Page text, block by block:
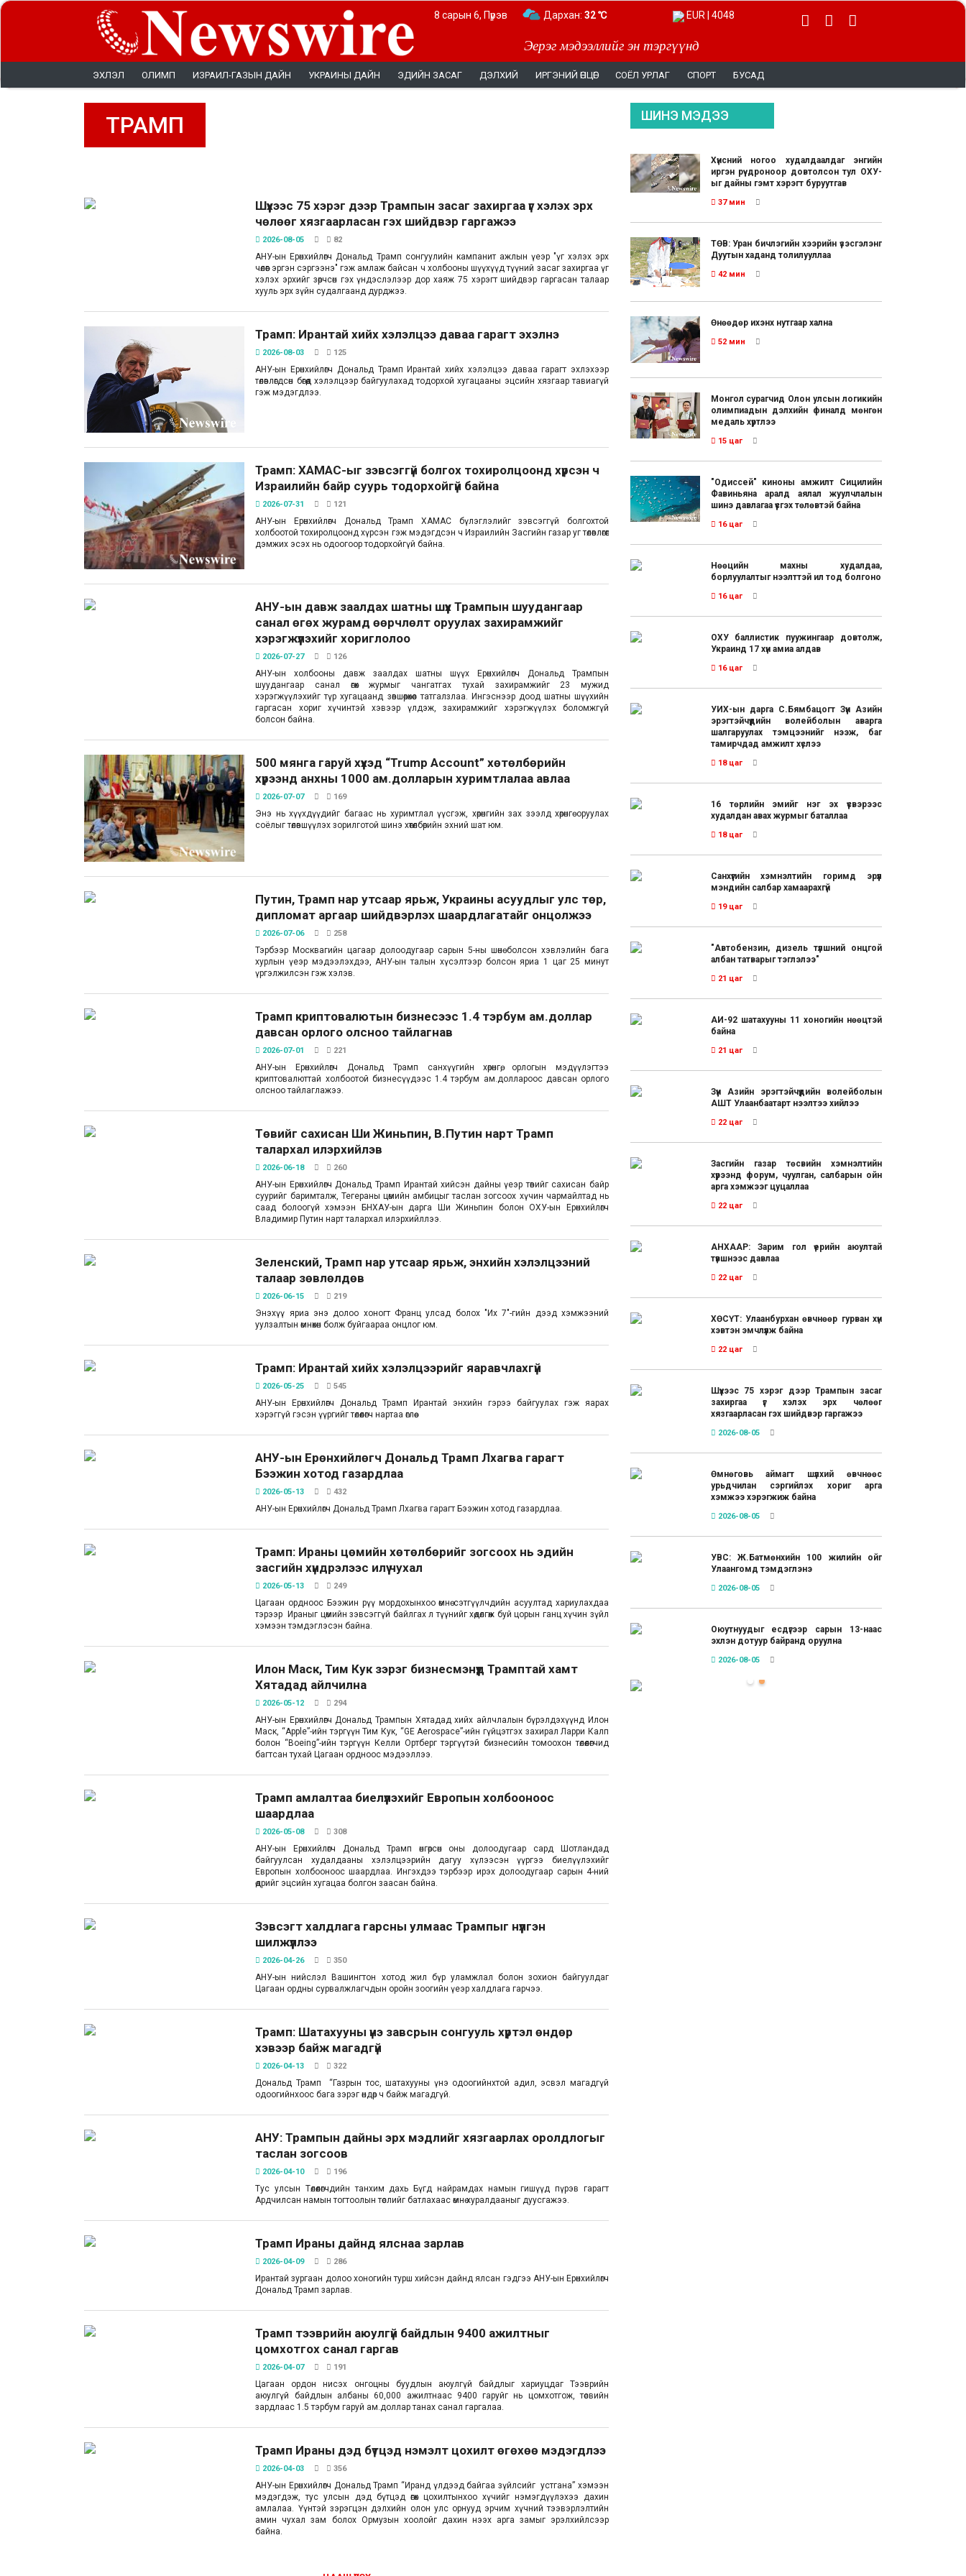
Эерэг мэдээллийг эн тэргүүнд
8 сарын 6, Пүрэв Дархан: 32 ℃ EUR | 4048
ЭХЛЭЛ ОЛИМП ИЗРАИЛ-ГАЗЫН ДАЙН УКРАИНЫ ДАЙН ЭДИЙН ЗАСАГ ДЭЛХИЙ ИРГЭНИЙ ӨНЦӨГ СОЁЛ УРЛАГ СПОРТ БУСАД
ТРАМП
Шүүхээс 75 хэрэг дээр Трампын засаг захиргаа үг хэлэх эрх
чөлөөг хязгаарласан гэх шийдвэр гаргажээ
2026-08-05 82
АНУ-ын Ерөнхийлөгч Дональд Трамп сонгуулийн кампанит ажлын үеэр "үг хэлэх эрх
чөлөөг эргэн сэргээнэ" гэж амлаж байсан ч холбооны шүүхүүд түүний засаг захиргаа үг
хэлэх эрхийг зөрчсөн гэх үндэслэлээр дор хаяж 75 хэрэгт шийдвэр гаргасан талаар
хууль эрх зүйн судалгаанд дурджээ.
Трамп: Ирантай хийх хэлэлцээ даваа гарагт эхэлнэ
2026-08-03 125
АНУ-ын Ерөнхийлөгч Дональд Трамп Ирантай хийх хэлэлцээ даваа гарагт эхлэхээр
төлөвлөгдсөн бөгөөд хэлэлцээр байгуулахад тодорхой хугацааны эцсийн хязгаар тавиагүй
гэж мэдэгдлээ.
Трамп: ХАМАС-ыг зэвсэггүй болгох тохиролцоонд хүрсэн ч
Израилийн байр суурь тодорхойгүй байна
2026-07-31 121
АНУ-ын Ерөнхийлөгч Дональд Трамп ХАМАС бүлэглэлийг зэвсэггүй болгохтой
холбоотой тохиролцоонд хүрсэн гэж мэдэгдсэн ч Израилийн Засгийн газар уг төлөвлөгөөг
дэмжих эсэх нь одоогоор тодорхойгүй байна.
АНУ-ын давж заалдах шатны шүүх Трампын шуудангаар
санал өгөх журамд өөрчлөлт оруулах захирамжийг
хэрэгжүүлэхийг хориглолоо
2026-07-27 126
АНУ-ын холбооны давж заалдах шатны шүүх Ерөнхийлөгч Дональд Трампын
шуудангаар санал өгөх журмыг чангатгах тухай захирамжийг 23 мужид
хэрэгжүүлэхийг түр хугацаанд зөвшөөрөхөөс татгалзлаа. Ингэснээр доод шатны шүүхийн
гаргасан хориг хүчинтэй хэвээр үлдэж, захирамжийг хэрэгжүүлэх боломжгүй
болсон байна.
500 мянга гаруй хүүхэд “Trump Account” хөтөлбөрийн
хүрээнд анхны 1000 ам.долларын хуримтлалаа авлаа
2026-07-07 169
Энэ нь хүүхдүүдийг багаас нь хуримтлал үүсгэж, хөрөнгийн зах зээлд хөрөнгө оруулах
соёлыг төлөвшүүлэх зорилготой шинэ хөтөлбөрийн эхний шат юм.
Путин, Трамп нар утсаар ярьж, Украины асуудлыг улс төр,
дипломат аргаар шийдвэрлэх шаардлагатайг онцолжээ
2026-07-06 258
Тэрбээр Москвагийн цагаар долоодугаар сарын 5-ны шөнө болсон хэвлэлийн бага
хурлын үеэр мэдээлэхдээ, АНУ-ын талын хүсэлтээр болсон яриа 1 цаг 25 минут
үргэлжилсэн гэж хэлэв.
Трамп криптовалютын бизнесээс 1.4 тэрбум ам.доллар
давсан орлого олсноо тайлагнав
2026-07-01 221
АНУ-ын Ерөнхийлөгч Дональд Трамп санхүүгийн хөрөнгө, орлогын мэдүүлэгтээ
криптовалюттай холбоотой бизнесүүдээс 1.4 тэрбум ам.доллароос давсан орлого
олсноо тайлаглажээ.
Төвийг сахисан Ши Жиньпин, В.Путин нарт Трамп
талархал илэрхийлэв
2026-06-18 260
АНУ-ын Ерөнхийлөгч Дональд Трамп Ирантай хийсэн дайны үеэр төвийг сахисан байр
суурийг баримталж, Тегераны цөмийн амбицыг таслан зогсоох хүчин чармайлтад нь
саад болоогүй хэмээн БНХАУ-ын дарга Ши Жиньпин болон ОХУ-ын Ерөнхийлөгч
Владимир Путин нарт талархал илэрхийллээ.
Зеленский, Трамп нар утсаар ярьж, энхийн хэлэлцээний
талаар зөвлөлдөв
2026-06-15 219
Энэхүү яриа энэ долоо хоногт Франц улсад болох "Их 7"-гийн дээд хэмжээний
уулзалтын өмнөхөн болж буйгаараа онцлог юм.
Трамп: Ирантай хийх хэлэлцээрийг яаравчлахгүй
2026-05-25 545
АНУ-ын Ерөнхийлөгч Дональд Трамп Ирантай энхийн гэрээ байгуулах гэж яарах
хэрэггүй гэсэн үүргийг төлөөлөгч нартаа өглөө.
АНУ-ын Ерөнхийлөгч Дональд Трамп Лхагва гарагт
Бээжин хотод газардлаа
2026-05-13 432
АНУ-ын Ерөнхийлөгч Дональд Трамп Лхагва гарагт Бээжин хотод газардлаа.
Трамп: Ираны цөмийн хөтөлбөрийг зогсоох нь эдийн
засгийн хүндрэлээс илүү чухал
2026-05-13 249
Цагаан ордноос Бээжин рүү мордохынхоо өмнө сэтгүүлчдийн асуултад хариулахдаа
тэрээр Ираныг цөмийн зэвсэггүй байлгах л түүнийг хөдөлгөж буй цорын ганц хүчин зүйл
хэмээн тэмдэглэсэн байна.
Илон Маск, Тим Кук зэрэг бизнесмэнүүд Трамптай хамт
Хятадад айлчилна
2026-05-12 294
АНУ-ын Ерөнхийлөгч Дональд Трампын Хятадад хийх айлчлалын бүрэлдэхүүнд Илон
Маск, “Apple”-ийн тэргүүн Тим Кук, “GE Aerospace”-ийн гүйцэтгэх захирал Ларри Калп
болон “Boeing”-ийн тэргүүн Келли Ортберг тэргүүтэй бизнесийн томоохон төлөөлөгчид
багтсан тухай Цагаан ордноос мэдээллээ.
Трамп амлалтаа биелүүлэхийг Европын холбооноос
шаардлаа
2026-05-08 308
АНУ-ын Ерөнхийлөгч Дональд Трамп өнгөрсөн оны долоодугаар сард Шотландад
байгуулсан худалдааны хэлэлцээрийн дагуу хүлээсэн үүргээ биелүүлэхийг
Европын холбооноос шаардлаа. Ингэхдээ тэрбээр ирэх долоодугаар сарын 4-ний
өдрийг эцсийн хугацаа болгон заасан байна.
Зэвсэгт халдлага гарсны улмаас Трампыг нүүлгэн
шилжүүллээ
2026-04-26 350
АНУ-ын нийслэл Вашингтон хотод жил бүр уламжлал болон зохион байгуулдаг
Цагаан ордны сурвалжлагчдын оройн зоогийн үеэр халдлага гарчээ.
Трамп: Шатахууны үнэ завсрын сонгууль хүртэл өндөр
хэвээр байж магадгүй
2026-04-13 322
Дональд Трамп “Газрын тос, шатахууны үнэ одоогийнхтой адил, эсвэл магадгүй
одоогийнхоос бага зэрэг өндөр ч байж магадгүй.
АНУ: Трампын дайны эрх мэдлийг хязгаарлах оролдлогыг
таслан зогсоов
2026-04-10 196
Тус улсын Төлөөлөгчдийн танхим дахь Бүгд найрамдах намын гишүүд пүрэв гарагт
Ардчилсан намын тогтоолын төслийг батлахаас өмнө хуралдааныг дуусгажээ.
Трамп Ираны дайнд ялснаа зарлав
2026-04-09 286
Ирантай зургаан долоо хоногийн турш хийсэн дайнд ялсан гэдгээ АНУ-ын Ерөнхийлөгч
Дональд Трамп зарлав.
Трамп тээврийн аюулгүй байдлын 9400 ажилтныг
цомхотгох санал гаргав
2026-04-07 191
Цагаан ордон нисэх онгоцны буудлын аюулгүй байдлыг хариуцдаг Тээврийн
аюулгүй байдлын албаны 60,000 ажилтнаас 9400 гаруйг нь цомхотгож, төсвийн
зардлаас 1.5 тэрбум гаруй ам.доллар танах санал гаргалаа.
Трамп Ираны дэд бүтцэд нэмэлт цохилт өгөхөө мэдэгдлээ
2026-04-03 356
АНУ-ын Ерөнхийлөгч Дональд Трамп “Иранд үлдээд байгаа зүйлсийг устгана” хэмээн
мэдэгдэж, тус улсын дэд бүтцэд өгөх цохилтынхоо хүчийг нэмэгдүүлэхээ дахин
амлалаа. Үүнтэй зэрэгцэн дэлхийн олон улс орнууд эрчим хүчний тээвэрлэлтийн
амин чухал зам болох Ормузын хоолойг дахин нээх арга замыг эрэлхийлсээр
байна.
ШИНЭ МЭДЭЭ
Хүнсний ногоо худалдаалдаг энгийн
иргэн рүү дроноор довтолсон тул ОХУ-
ыг дайны гэмт хэрэгт буруутгав
37 мин
ТӨВ: Уран бичлэгийн хээрийн үзэсгэлэнг
Дуутын хаданд толилууллаа
42 мин
Өнөөдөр ихэнх нутгаар хална
52 мин
Монгол сурагчид Олон улсын логикийн
олимпиадын дэлхийн финалд мөнгөн
медаль хүртлээ
15 цаг
"Одиссей" киноны амжилт Сицилийн
Фавиньяна аралд аялал жуулчлалын
шинэ давлагаа үүсгэх төлөвтэй байна
16 цаг
Нөөцийн махны худалдаа,
борлуулалтыг нээлттэй ил тод болгоно
16 цаг
ОХУ баллистик пуужингаар довтолж,
Украинд 17 хүн амиа алдав
16 цаг
УИХ-ын дарга С.Бямбацогт Зүүн Азийн
эрэгтэйчүүдийн волейболын аварга
шалгаруулах тэмцээнийг нээж, баг
тамирчдад амжилт хүслээ
18 цаг
16 төрлийн эмийг нэг эх үүсвэрээс
худалдан авах журмыг баталлаа
18 цаг
Санхүүгийн хэмнэлтийн горимд эрүүл
мэндийн салбар хамаарахгүй
19 цаг
"Автобензин, дизель түлшний онцгой
албан татварыг тэглэлээ"
21 цаг
АИ-92 шатахууны 11 хоногийн нөөцтэй
байна
21 цаг
Зүүн Азийн эрэгтэйчүүдийн волейболын
АШТ Улаанбаатарт нээлтээ хийлээ
22 цаг
Засгийн газар төсвийн хэмнэлтийн
хүрээнд форум, чуулган, салбарын ойн
арга хэмжээг цуцаллаа
22 цаг
АНХААР: Зарим гол үерийн аюултай
түвшнээс давлаа
22 цаг
ХӨСҮТ: Улаанбурхан өвчнөөр гурван хүн
хэвтэн эмчлүүлж байна
22 цаг
Шүүхээс 75 хэрэг дээр Трампын засаг
захиргаа үг хэлэх эрх чөлөөг
хязгаарласан гэх шийдвэр гаргажээ
2026-08-05
Өмнөговь аймагт шүлхий өвчнөөс
урьдчилан сэргийлэх хориг арга
хэмжээ хэрэгжиж байна
2026-08-05
УВС: Ж.Батмөнхийн 100 жилийн ойг
Улаангомд тэмдэглэнэ
2026-08-05
Оюутнуудыг есдүгээр сарын 13-наас
эхлэн дотуур байранд оруулна
2026-08-05